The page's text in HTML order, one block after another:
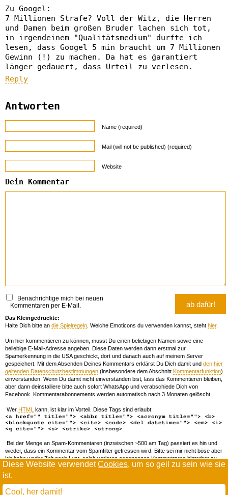
Diese Website verwendetCookies, um so geil zu sein wie sie
ist.
Cool, her damit!
Zu Googel:
7 Millionen Strafe? Voll der Witz, die Herren
und Damen beim großen Bruder lachen sich tot,
in irgendeinem "Qualitätsmedium" durfte ich
lesen, dass Googel 5 min braucht um 7 Millionen
Gewinn (!) zu machen. Da hat es ǵarantiert
länger gedauert, dass Urteil zu verlesen.
Reply
Antworten
Name (required)
Mail (will not be published) (required)
Website
Dein Kommentar
Benachrichtige mich bei neuen
Kommentaren per E-Mail.
Das Kleingedruckte:
Halte Dich bitte an die Spielregeln . Welche Emoticons du verwenden kannst, steht hier.
Um hier kommentieren zu können, musst Du einen beliebigen Namen sowie eine
beliebige E-Mail-Adresse angeben. Diese Daten werden dann erstmal zur
Spamerkennung in die USA geschickt, dort und danach auch auf meinem Server
gespeichert. Mit dem Absenden Deines Kommentars erklärst Du Dich damit und den hier
geltenden Datenschutzbestimmungen (insbesondere dem Abschnitt Kommentarfunktion)
einverstanden. Wenn Du damit nicht einverstanden bist, lass das Kommentieren bleiben,
aber dann deinstalliere bitte auch sofort WhatsApp und verabschiede Dich von
Facebook. Kommentarabonnements werden automatisch nach 3 Monaten gelöscht.
Wer HTML kann, ist klar im Vorteil. Diese Tags sind erlaubt:
<a href="" title=""> <abbr title=""> <acronym title=""> <b>
<blockquote cite=""> <cite> <code> <del datetime=""> <em> <i>
<q cite=""> <s> <strike> <strong>
Bei der Menge an Spam-Kommentaren (inzwischen ~500 am Tag) passiert es hin und
wieder, dass ein Kommentar vom Spamfilter gefressen wird. Bitte sei mir nicht böse aber
ich habe weder Zeit noch Lust, solch verloren gegangenen Kommentaren hinterher zu
forschen. Wenn das öfters passiert, schreib' mir 'ne Mail damit ich dich whitelisten kann.
todamax rennt aufwordpress